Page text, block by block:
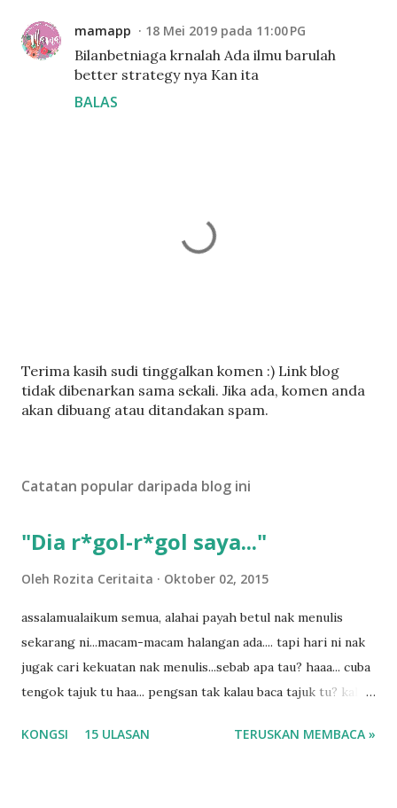
mamapp 18 Mei 2019 pada 11:00 PG
Bilanbetniaga krnalah Ada ilmu barulah
better strategy nya Kan ita
BALAS
C
a
t
l
Terima kasih sudi tinggalkan komen :) Link blog
tidak dibenarkan sama sekali. Jika ada, komen anda
akan dibuang atau ditandakan spam.
Catatan popular daripada blog ini
"Dia r*gol-r*gol saya..."
Oleh Rozita Ceritaita Oktober 02, 2015
assalamualaikum semua, alahai payah betul nak menulis
sekarang ni...macam-macam halangan ada.... tapi hari ni nak
jugak cari kekuatan nak menulis...sebab apa tau? haaa... cuba
tengok tajuk tu haa... pengsan tak kalau baca tajuk tu? kalau
tau? yang sebut tu anak aku....diulangi ANAK AKU ....adoiiii
KONGSI 15 ULASAN TERUSKAN MEMBACA »